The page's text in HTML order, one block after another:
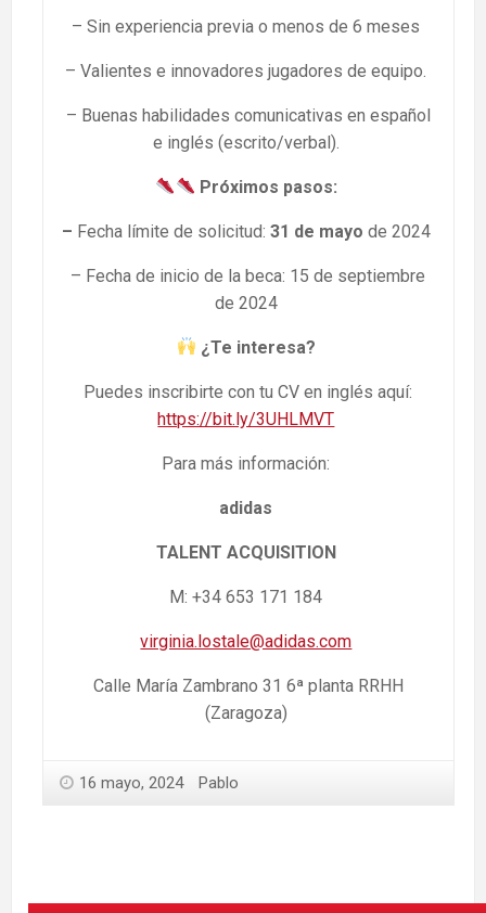
– Sin experiencia previa o menos de 6 meses
– Valientes e innovadores jugadores de equipo.
– Buenas habilidades comunicativas en español
e inglés (escrito/verbal).
Próximos pasos:
– Fecha límite de solicitud: 31 de mayo de 2024
– Fecha de inicio de la beca: 15 de septiembre
de 2024
¿Te interesa?
Puedes inscribirte con tu CV en inglés aquí:
https://bit.ly/3UHLMVT
Para más información:
adidas
TALENT ACQUISITION
M: +34 653 171 184
virginia.lostale@adidas.com
Calle María Zambrano 31 6ª planta RRHH
(Zaragoza)
16 mayo, 2024 Pablo